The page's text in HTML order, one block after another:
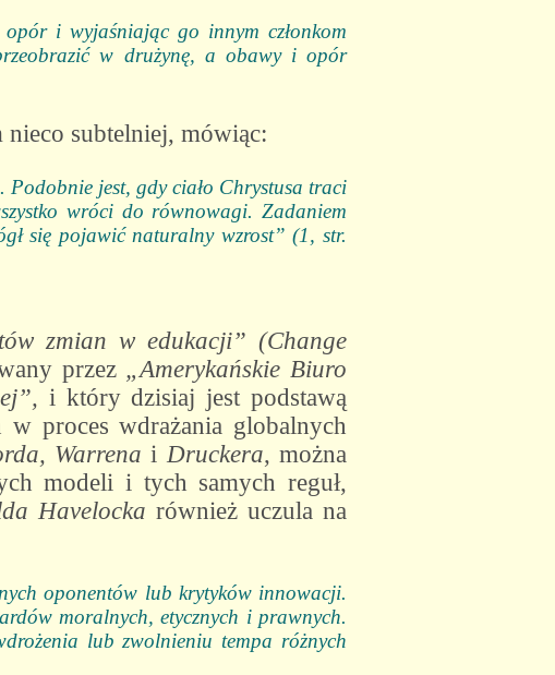
i wyjaśniając go innym członkom
w drużynę, a obawy i opór
nieco subtelniej, mówiąc:
jest, gdy ciało Chrystusa traci
wróci do równowagi. Zadaniem
się pojawić naturalny wzrost” (1, str.
zmian w edukacji” (Change
przez „Amerykańskie Biuro
i który dzisiaj jest podstawą
w proces wdrażania globalnych
Warrena i Druckera, można
modeli i tych samych reguł,
Havelocka również uczula na
oponentów lub krytyków innowacji.
moralnych, etycznych i prawnych.
lub zwolnieniu tempa różnych